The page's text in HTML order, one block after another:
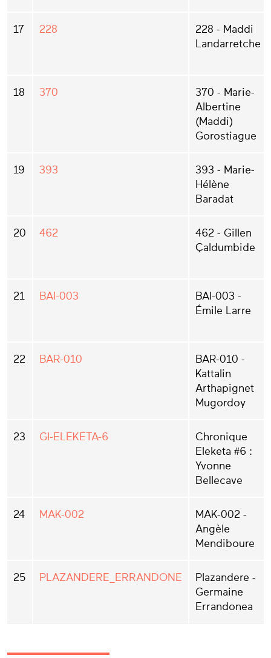
17 228
228 - Maddi
Landarretche
18 370
370 - Marie-
Albertine
(Maddi)
Gorostiague
19 393
393 - Marie-
Hélène
Baradat
20 462
462 - Gillen
Çaldumbide
21 BAI-003
BAI-003 -
Émile Larre
22 BAR-010
BAR-010 -
Kattalin
Arthapignet
Mugordoy
23 GI-ELEKETA-6
Chronique
Eleketa #6 :
Yvonne
Bellecave
24 MAK-002
MAK-002 -
Angèle
Mendiboure
25 PLAZANDERE_ERRANDONE
Plazandere -
Germaine
Errandonea